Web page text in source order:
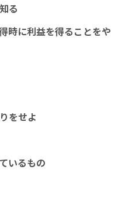
る
時に利益を得ることをや
をせよ
いるもの